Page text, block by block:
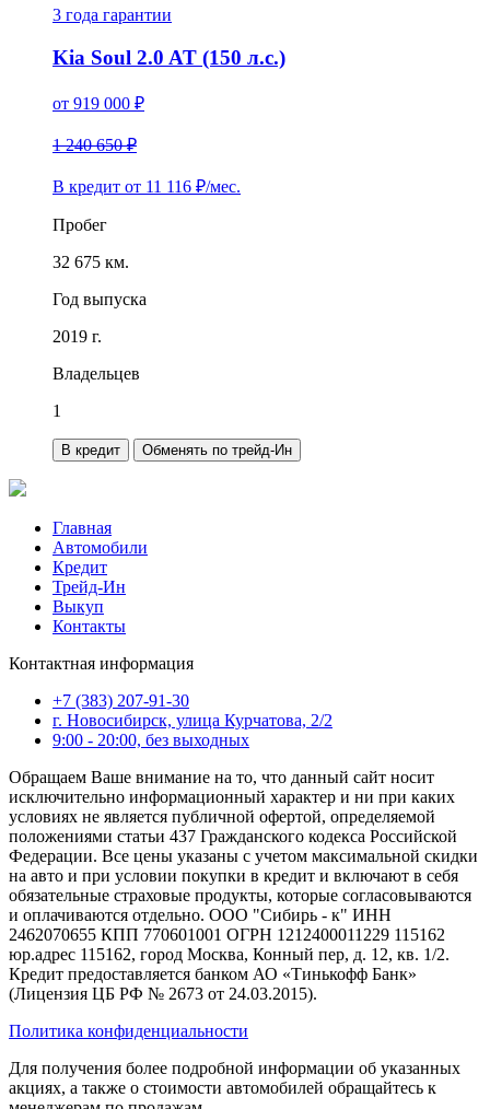
3 года гарантии
Kia Soul 2.0 AT (150 л.с.)
от 919 000 ₽
1 240 650 ₽
В кредит от 11 116 ₽/мес.
Пробег
32 675 км.
Год выпуска
2019 г.
Владельцев
1
В кредит Обменять по трейд-Ин
Главная
Автомобили
Кредит
Трейд-Ин
Выкуп
Контакты
Контактная информация
+7 (383) 207-91-30
г. Новосибирск, улица Курчатова, 2/2
9:00 - 20:00, без выходных
Обращаем Ваше внимание на то, что данный сайт носит
исключительно информационный характер и ни при каких
условиях не является публичной офертой, определяемой
положениями статьи 437 Гражданского кодекса Российской
Федерации. Все цены указаны с учетом максимальной скидки
на авто и при условии покупки в кредит и включают в себя
обязательные страховые продукты, которые согласовываются
и оплачиваются отдельно. ООО "Сибирь - к" ИНН
2462070655 КПП 770601001 ОГРН 1212400011229 115162
юр.адрес 115162, город Москва, Конный пер, д. 12, кв. 1/2.
Кредит предоставляется банком АО «Тинькофф Банк»
(Лицензия ЦБ РФ № 2673 от 24.03.2015).
Политика конфиденциальности
Для получения более подробной информации об указанных
акциях, а также о стоимости автомобилей обращайтесь к